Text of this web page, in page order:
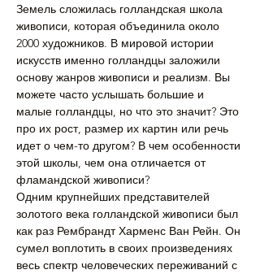
Земель сложилась голландская школа
живописи, которая объединила около
2000 художников. В мировой истории
искусств именно голландцы заложили
основу жанров живописи и реализм. Вы
можете часто услышать большие и
малые голландцы, но что это значит? Это
про их рост, размер их картин или речь
идет о чем-то другом? В чем особенности
этой школы, чем она отличается от
фламандской живописи?
Одним крупнейших представителей
золотого века голландской живописи был
как раз Рембрандт Харменс Ван Рейн. Он
сумел воплотить в своих произведениях
весь спектр человеческих переживаний с